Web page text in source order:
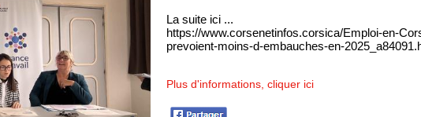
La suite ici ...
https://www.corsenetinfos.corsica/Emploi-en-
prevoient-moins-d-embauches-en-
Plus d'informations, cliquer ici